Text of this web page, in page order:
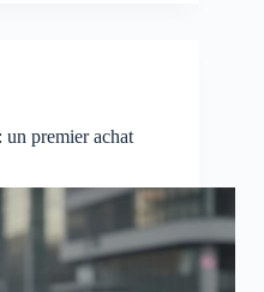
un premier achat